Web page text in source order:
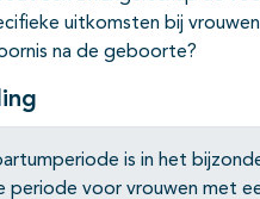
uitkomsten bij
na de geboorte?
is in het
periode voor vrouwen met